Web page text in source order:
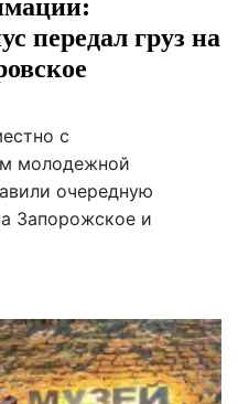
передал груз на
с
молодежной
очередную
Запорожское и